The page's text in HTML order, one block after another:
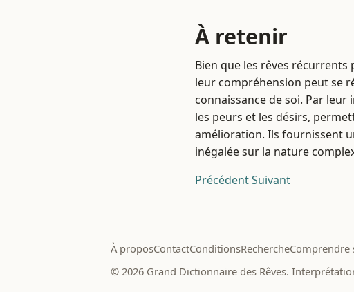
À retenir
Bien que les rêves
leur compréhension peut se
connaissance de soi. Par
les peurs et les désirs,
amélioration. Ils fournissent
inégalée sur la nature
PrécédentSuivant
À proposContactConditionsRechercheComprendre
© 2026 Grand Dictionnaire des Rêves.